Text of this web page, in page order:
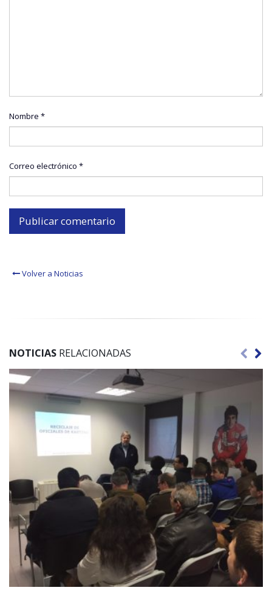
Nombre *
Correo electrónico *
Volver a Noticias
NOTICIAS RELACIONADAS